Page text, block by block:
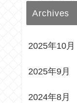
Archives
2025年10月
2025年9月
2024年8月